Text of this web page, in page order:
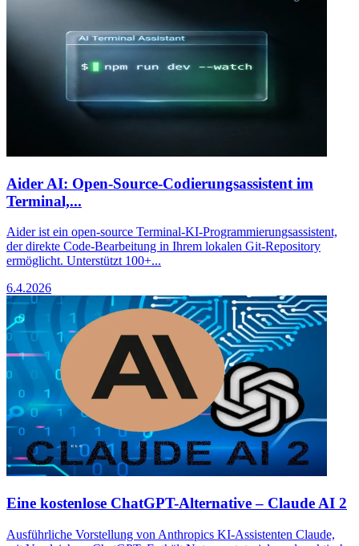
Aider AI: Open-Source-Codierungsassistent im
Terminal,...
Aider ist ein open-source Terminal-KI-Programmierungsassistent,
der direkte Code-Bearbeitung in Ihrem lokalen Git-Repository
ermöglicht. Unterstützt 100+...
6.4.2026
Eine kostenlose ChatGPT-Alternative – Claude AI 2
Ausführliche Vorstellung von Anthropics KI-Assistenten Claude,